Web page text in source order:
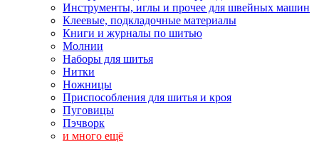
Инструменты, иглы и прочее для швейных машин
Клеевые, подкладочные материалы
Книги и журналы по шитью
Молнии
Наборы для шитья
Нитки
Ножницы
Приспособления для шитья и кроя
Пуговицы
Пэчворк
и много ещё